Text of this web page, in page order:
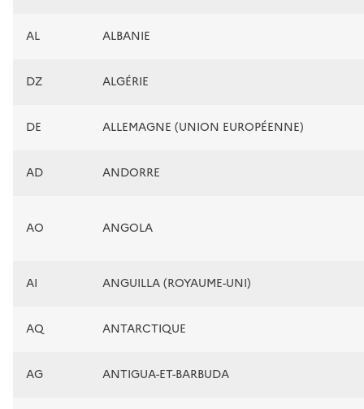
AL ALBANIE
DZ ALGÉRIE
DE ALLEMAGNE (UNION EUROPÉENNE)
AD ANDORRE
AO ANGOLA
AI ANGUILLA (ROYAUME-UNI)
AQ ANTARCTIQUE
AG ANTIGUA-ET-BARBUDA